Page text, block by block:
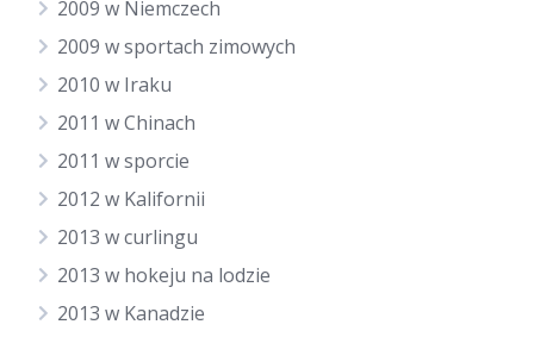
2009 w Niemczech
2009 w sportach zimowych
2010 w Iraku
2011 w Chinach
2011 w sporcie
2012 w Kalifornii
2013 w curlingu
2013 w hokeju na lodzie
2013 w Kanadzie